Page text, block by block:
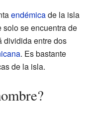
endémicade la isla
solo se encuentra de
dividida entre dos
. Es bastante
de la isla.